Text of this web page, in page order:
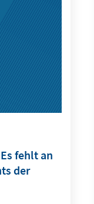
fehlt an
der